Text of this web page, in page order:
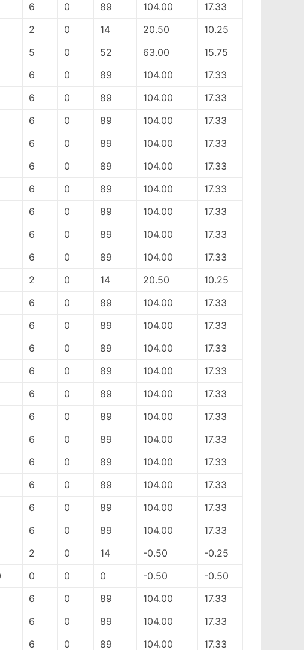
6 0 89 104.00
17.33
2 0 14 20.50
10.25
5 0 52 63.00
15.75
6 0 89 104.00
17.33
6 0 89 104.00
17.33
6 0 89 104.00
17.33
6 0 89 104.00
17.33
6 0 89 104.00
17.33
6 0 89 104.00
17.33
6 0 89 104.00
17.33
6 0 89 104.00
17.33
6 0 89 104.00
17.33
2 0 14 20.50
10.25
6 0 89 104.00
17.33
6 0 89 104.00
17.33
6 0 89 104.00
17.33
6 0 89 104.00
17.33
6 0 89 104.00
17.33
6 0 89 104.00
17.33
6 0 89 104.00
17.33
6 0 89 104.00
17.33
6 0 89 104.00
17.33
6 0 89 104.00
17.33
6 0 89 104.00
17.33
2 0 14 -0.50
-0.25
0 0 0 -0.50
-0.50
6 0 89 104.00
17.33
6 0 89 104.00
17.33
6 0 89 104.00 17.33